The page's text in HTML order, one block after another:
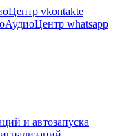
и автозапуска